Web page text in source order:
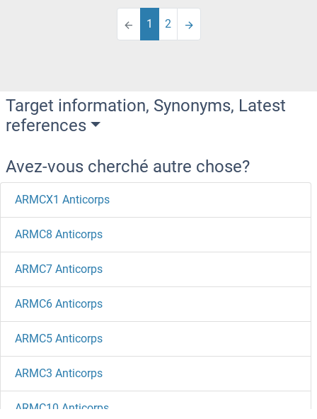
1 2
Target information, Synonyms, Latest
references
Avez-vous cherché autre chose?
ARMCX1 Anticorps
ARMC8 Anticorps
ARMC7 Anticorps
ARMC6 Anticorps
ARMC5 Anticorps
ARMC3 Anticorps
ARMC10 Anticorps